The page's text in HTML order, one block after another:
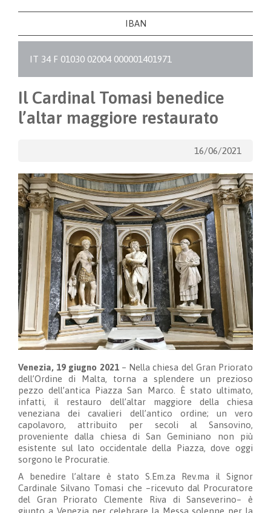
IBAN
IT 34 F 01030 02004 000001401971
Il Cardinal Tomasi benedice
l’altar maggiore restaurato
16/06/2021
Venezia, 19 giugno 2021– Nella chiesa del Gran Priorato
dell’Ordine di Malta, torna a splendere un prezioso
pezzo dell’antica Piazza San Marco. È stato ultimato,
infatti, il restauro dell’altar maggiore della chiesa
veneziana dei cavalieri dell’antico ordine; un vero
capolavoro, attribuito per secoli al Sansovino,
proveniente dalla chiesa di San Geminiano non più
esistente sul lato occidentale della Piazza, dove oggi
sorgono le Procuratie.
A benedire l’altare è stato S.Em.za Rev.ma il Signor
Cardinale Silvano Tomasi che –ricevuto dal Procuratore
del Gran Priorato Clemente Riva di Sanseverino– è
giunto a Venezia per celebrare la Messa solenne per la